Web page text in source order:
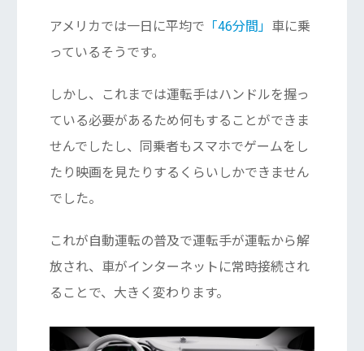
アメリカでは一日に平均で 「46分間」 車に乗
っているそうです。
しかし、これまでは運転手はハンドルを握っ
ている必要があるため何もすることができま
せんでしたし、同乗者もスマホでゲームをし
たり映画を見たりするくらいしかできません
でした。
これが自動運転の普及で運転手が運転から解
放され、車がインターネットに常時接続され
ることで、大きく変わります。